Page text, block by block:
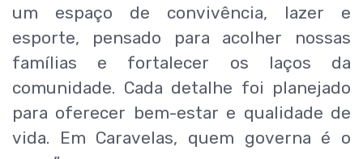
um espaço de convivência, lazer e
esporte, pensado para acolher nossas
famílias e fortalecer os laços da
comunidade. Cada detalhe foi planejado
para oferecer bem-estar e qualidade de
vida. Em Caravelas, quem governa é o